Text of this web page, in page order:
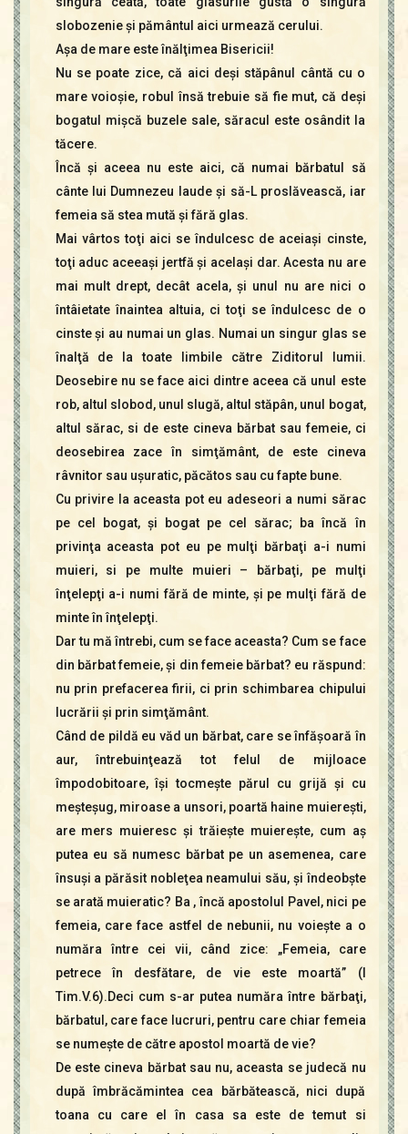
slobozenie şi pământul aici urmează cerului.
Aşa de mare este înălţimea Bisericii!
Nu se poate zice, că aici deşi stăpânul cântă cu o
mare voioşie, robul însă trebuie să fie mut, că deşi
bogatul mişcă buzele sale, săracul este osândit la
tăcere.
Încă şi aceea nu este aici, că numai bărbatul să
cânte lui Dumnezeu laude şi să-L proslăvească, iar
femeia să stea mută şi fără glas.
Mai vârtos toţi aici se îndulcesc de aceiaşi cinste,
toţi aduc aceeaşi jertfă şi acelaşi dar. Acesta nu are
mai mult drept, decât acela, şi unul nu are nici o
întâietate înaintea altuia, ci toţi se îndulcesc de o
cinste şi au numai un glas. Numai un singur glas se
înalţă de la toate limbile către Ziditorul lumii.
Deosebire nu se face aici dintre aceea că unul este
rob, altul slobod, unul slugă, altul stăpân, unul bogat,
altul sărac, si de este cineva bărbat sau femeie, ci
deosebirea zace în simţământ, de este cineva
râvnitor sau uşuratic, păcătos sau cu fapte bune.
Cu privire la aceasta pot eu adeseori a numi sărac
pe cel bogat, şi bogat pe cel sărac; ba încă în
privinţa aceasta pot eu pe mulţi bărbaţi a-i numi
muieri, si pe multe muieri – bărbaţi, pe mulţi
înţelepţi a-i numi fără de minte, şi pe mulţi fără de
minte în înţelepţi.
Dar tu mă întrebi, cum se face aceasta? Cum se face
din bărbat femeie, şi din femeie bărbat? eu răspund:
nu prin prefacerea firii, ci prin schimbarea chipului
lucrării şi prin simţământ.
Când de pildă eu văd un bărbat, care se înfăşoară în
aur, întrebuinţează tot felul de mijloace
împodobitoare, îşi tocmeşte părul cu grijă şi cu
meşteşug, miroase a unsori, poartă haine muiereşti,
are mers muieresc şi trăieşte muiereşte, cum aş
putea eu să numesc bărbat pe un asemenea, care
însuşi a părăsit nobleţea neamului său, şi îndeobşte
se arată muieratic? Ba , încă apostolul Pavel, nici pe
femeia, care face astfel de nebunii, nu voieşte a o
număra între cei vii, când zice: „Femeia, care
petrece în desfătare, de vie este moartă” (l
Tim.V.6).Deci cum s-ar putea număra între bărbaţi,
bărbatul, care face lucruri, pentru care chiar femeia
se numeşte de către apostol moartă de vie?
De este cineva bărbat sau nu, aceasta se judecă nu
după îmbrăcămintea cea bărbătească, nici după
toana cu care el în casa sa este de temut si